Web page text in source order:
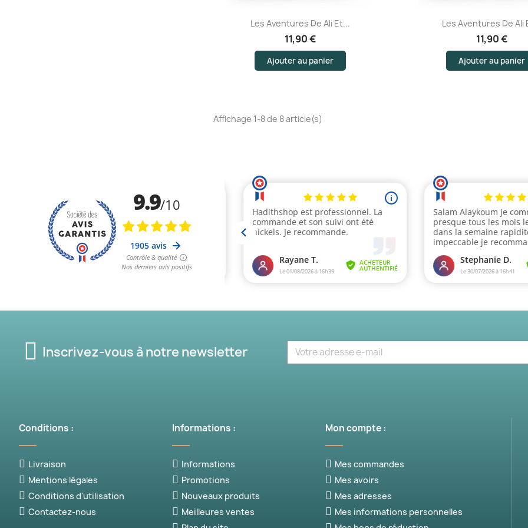
Aperçu rapide
Les Aventures De Ali Et...
11,90 €
Ajouter au panier
Aperçu rapide
Les Aventures De Ali
11,90 €
Ajouter au panier
Affichage 1-8 de 8 article(s)
Inscrivez-vous à notre newsletter
Conditions :
Livraison
Mentions légales
Conditions d'utilisation
Contactez-nous
Informations :
Informations
Promotions
Nouveaux produits
Meilleures ventes
Mon compte :
Mes commandes
Mes avoirs
Mes adresses
Mes informations personnelles